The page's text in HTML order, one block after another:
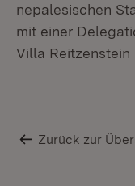
nepalesischen
mit einer
Villa Reitzenstein
Zurück zur